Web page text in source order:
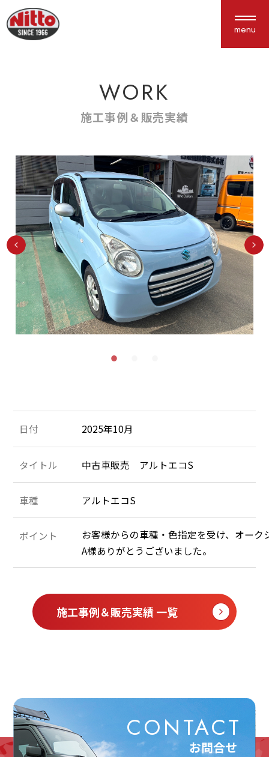
menu
私たちについて
会社概要
アクセス
Service
サービス紹介
鈑金塗装
保険
新車中古車販売
カスタム
Works
施工＆販売実績
Interview
お客様の声
Recruit
採用情報
053-471-5431
お問合せ
WORK
施工事例＆販売実績
日付 2025年10月
タイトル 中古車販売 アルトエコS
車種 アルトエコS
ポイント
お客様からの車種・色指定を受け、オー
A様ありがとうございました。
施工事例＆販売実績 一覧
CONTACT
お問合せ